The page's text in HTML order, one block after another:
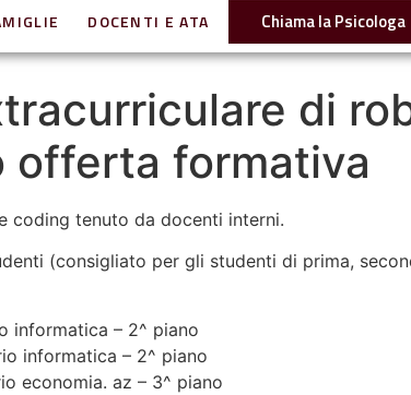
DOCENTI E ATA Chiama la Psicologa
di
offerta formativa
coding tenuto da docenti interni.
(consigliato per gli studenti di prima,
informatica – 2^ piano
informatica – 2^ piano
economia. az – 3^ piano